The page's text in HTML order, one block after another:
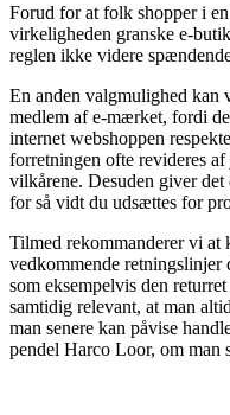
Forud for at folk shopper i
virkeligheden granske e-
reglen ikke videre
En anden valgmulighed kan
medlem af e-mærket, fordi
internet webshoppen
forretningen ofte revideres
vilkårene. Desuden giver
for så vidt du udsættes for
Tilmed rekommanderer vi at
vedkommende retningslinjer
som eksempelvis den
samtidig relevant, at man
man senere kan påvise
pendel Harco Loor, om man